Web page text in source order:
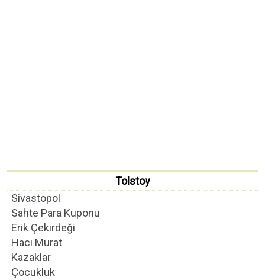
Tolstoy
Sivastopol
Sahte Para Kuponu
Erik Çekirdeği
Hacı Murat
Kazaklar
Çocukluk